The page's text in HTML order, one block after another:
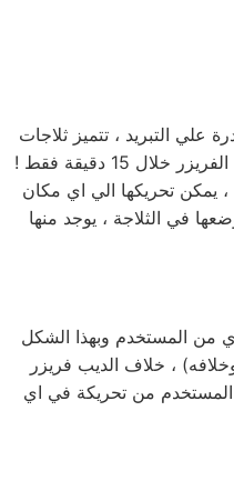
وايت بوينت المنوفية بأحجامها المختلفة فمنها صغيرة الحجم بسعة كبيرة ومنها الكبيرة بسعة اكبر لتناسب جميع متطلبات المستخدم المصري ، تستطيع تجميد اي شيء في الفريزر خلال 15 دقيقة فقط !
، يمكن تحريكها الي اي مكان
في الثلاجة ، يوجد منها
، خلاف الديب فريزر
المستخدم من تحريكة في اي